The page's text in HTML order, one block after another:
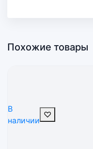
Похожие товары
В
наличии
♡